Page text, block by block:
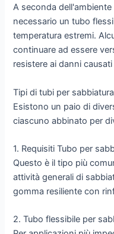
A seconda
necessario un tubo
temperatura estremi.
continuare ad essere
resistere ai danni
Tipi di tubi per sabbiatura
Esistono un paio di
ciascuno abbinato per
1. Requisiti Tubo per
Questo è il tipo più
attività generali di
gomma resiliente con
2. Tubo flessibile per